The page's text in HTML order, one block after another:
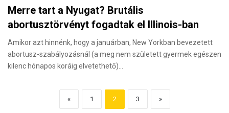
Merre tart a Nyugat? Brutális
abortusztörvényt fogadtak el Illinois-ban
Amikor azt hinnénk, hogy a januárban, New Yorkban bevezetett
abortusz-szabályozásnál (a meg nem született gyermek egészen
kilenc hónapos koráig elvetethető)…
« 1 2 3 »